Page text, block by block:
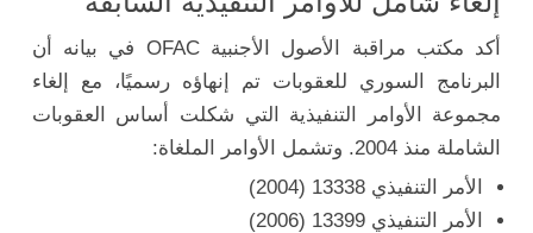
أكد مكتب مراقبة الأصول الأجنبية OFAC في بيانه أن
البرنامج السوري للعقوبات تم إنهاؤه رسميًا، مع إلغاء
مجموعة الأوامر التنفيذية التي شكلت أساس العقوبات
الشاملة منذ 2004. وتشمل الأوامر الملغاة:
الأمر التنفيذي 13338 (2004)
الأمر التنفيذي 13399 (2006)